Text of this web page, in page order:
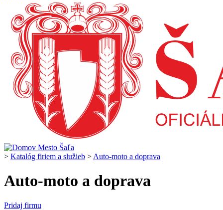
> Katalóg firiem a služieb > Auto-moto a doprava
Auto-moto a doprava
Pridaj firmu